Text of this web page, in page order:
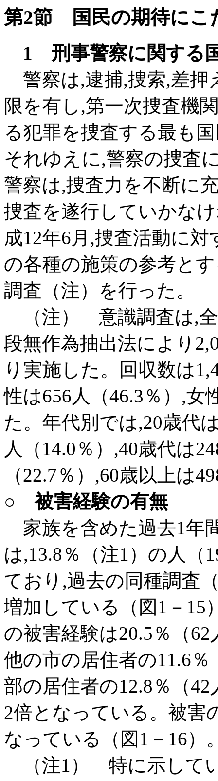
第2節 国民の期待にこ
1 刑事警察に関する
警察は,逮捕,捜索,差押
限を有し,第一次捜査機
る犯罪を捜査する最も
それゆえに,警察の捜査
警察は,捜査力を不断に
捜査を遂行していかな
成12年6月,捜査活動に
の各種の施策の参考と
調査（注）を行った。
（注） 意識調査は,全
段無作為抽出法により
り実施した。回収数は
性は656人（46.3％）,女
た。年代別では,20歳代
人（14.0％）,40歳代は
（22.7％）,60歳以上は
○ 被害経験の有無
家族を含めた過去1年
は,13.8％（注1）の人（
ており,過去の同種調査
増加している（図1－15
の被害経験は20.5％（
他の市の居住者の11.6
部の居住者の12.8％（
2倍となっている。被害
なっている（図1－16）
（注1） 特に示して